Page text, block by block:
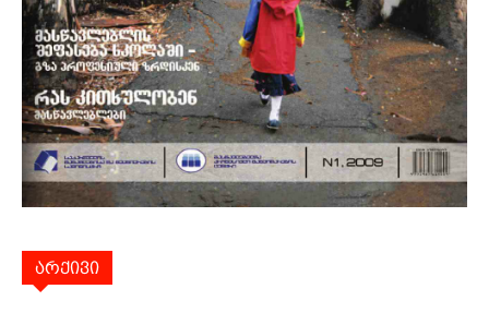
არქივი